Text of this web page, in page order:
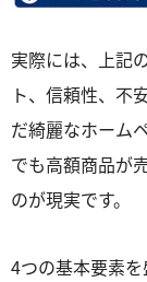
実際には、上記
ト、信頼性、不
だ綺麗なホーム
でも高額商品が
のが現実です。
4つの基本要素